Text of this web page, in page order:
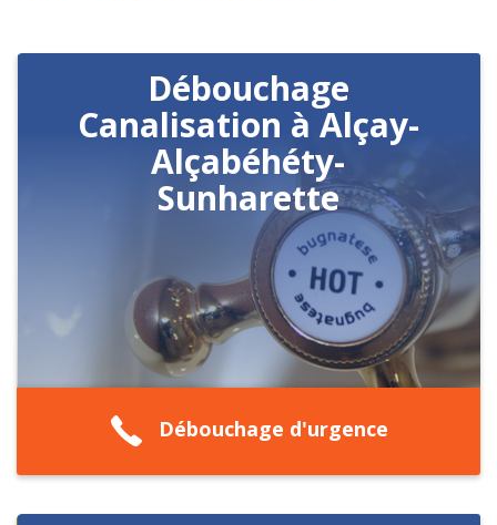
Débouchage
Canalisation à Alçay-
Alçabéhéty-
Sunharette
Débouchage d'urgence